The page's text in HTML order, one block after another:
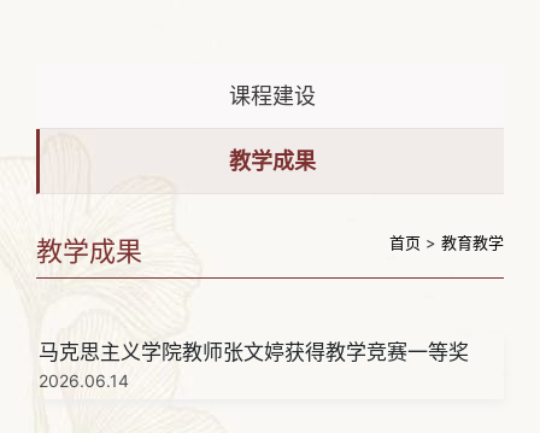
课程建设
教学成果
教学成果 首页 > 教育教学
马克思主义学院教师张文婷获得教学竞赛一等奖
2026.06.14